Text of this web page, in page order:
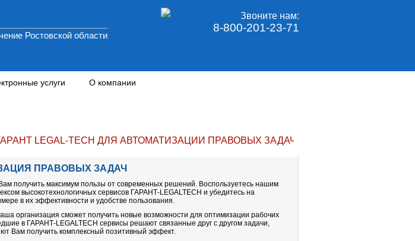
Ростовской области
Звоните нам:
8-800-201-23-71
услуги О компании
LEGAL-TECH ДЛЯ АВТОМАТИЗАЦИИ ПРАВОВЫХ ЗАДАЧ
ПРАВОВЫХ ЗАДАЧ
получить максимум пользы от современных решений. Воспользуетесь нашим
высокотехнологичных сервисов ГАРАНТ-LEGALTECH и убедитесь на
мере в их эффективности и удобстве пользования.
организация сможет получить новые возможности для оптимизации рабочих
в ГАРАНТ-LEGALTECH сервисы решают связанные друг с другом задачи,
Вам получить комплексный позитивный эффект.